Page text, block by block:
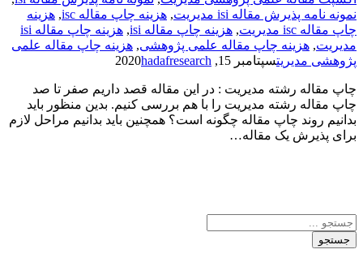
نمونه نامه پذیرش مقاله isi مدیریت
, هزینه چاپ مقاله isc , هزینه
چاپ مقاله isc مدیریت
, هزینه چاپ مقاله isi ,
هزینه چاپ مقاله isi
مدیریت, هزینه چاپ مقاله علمی پژوهشی, هزینه چاپ مقاله علمی
پژوهشی مدیریتسپتامبر 15, 2020 hadafresearch
چاپ مقاله رشته مدیریت : در این مقاله قصد داریم صفر تا صد
چاپ مقاله رشته مدیریت را با هم بررسی کنیم. بدین منظور باید
بدانیم روند چاپ مقاله چگونه است؟ همچنین باید بدانیم مراحل لازم
برای پذیرش یک مقاله…
جستجو